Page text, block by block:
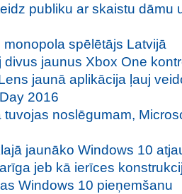
publiku ar skaistu dāmu
monopola spēlētājs Latvijā
divus jaunus Xbox One
jaunā aplikācija ļauj
2016
tuvojas noslēgumam,
jaunāko Windows 10
jeb kā ierīces
Windows 10 pieņemšanu